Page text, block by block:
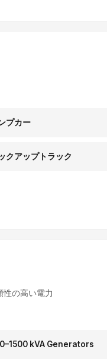
プカー
クアップトラック
の高い電力
kVA Generators